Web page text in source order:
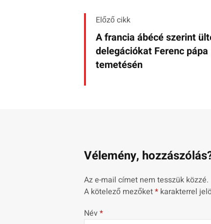
Előző cikk
A francia ábécé szerint
delegációkat Ferenc pápa
temetésén
Vélemény,
Az e-mail címet nem tesszük közzé.
A kötelező mezőket* karakterrel
Név*